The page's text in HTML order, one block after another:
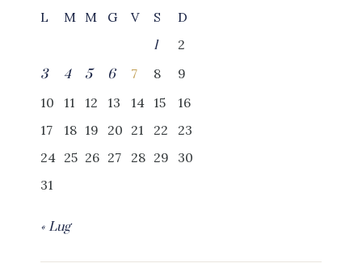
L
M M G V S
D
1
2
3
4 5 6 7 8
9
10
11 12 13 14 15
16
17
18 19 20 21 22
23
24 25 26 27 28 29
30
31
« Lug